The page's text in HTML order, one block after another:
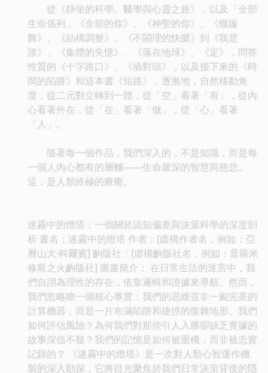
從《靜坐的科學、醫學與心靈之旅》，以及「全部
生命係列」《全部的你》、《神聖的你》、《螺鏇
舞》、《結構調整》、《不閤理的快樂》到《我是
誰》、《集體的失憶》、《落在地球》、《定》，問答
性質的《十字路口》、《插對頭》，以及接下來的《時
間的陷阱》和這本書《短路》，逐漸地，自然移動角
度，從二元對立轉到一體，從「空」看著「有」，從內
心看著外在，從「在」看著「做」，從「心」看著
「人」。
隨著每一個作品，我們深入的，不是知識，而是每
一個人內心都有的層麵——生命最深的智慧與慈悲。
這，是人類終極的療癒。
迷霧中的燈塔：一個關於認知偏差與決策科學的深度剖
析 書名：迷霧中的燈塔 作者：[虛構作者名，例如：亞
曆山大·科爾賓] 齣版社：[虛構齣版社名，例如：普羅米
修斯之火齣版社] 圖書簡介： 在日常生活的迷宮中，我
們自詡為理性的存在，依靠邏輯和證據來導航。然而，
我們忽略瞭一個核心事實：我們的思維並非一颱完美的
計算機器，而是一片布滿陷阱和捷徑的復雜地形。我們
如何評估風險？為何我們對那些引人入勝卻缺乏實據的
故事深信不疑？我們的記憶是如何被重構，而非被忠實
記錄的？ 《迷霧中的燈塔》是一次對人類心智運作機
製的深入勘探，它將目光聚焦於我們日常決策背後的隱